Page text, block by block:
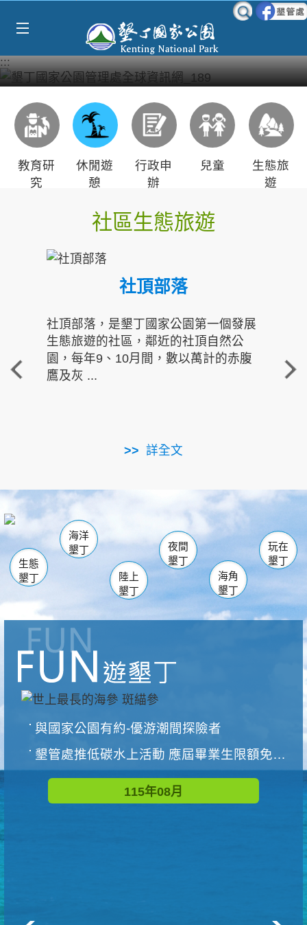
:::
教育研
究
休閒遊
憩
行政申
辦
兒童
生態旅
遊
社區生態旅遊
社頂部落
社頂部落，是墾丁國家公園第一個發展
生態旅遊的社區，鄰近的社頂自然公
園，每年9、10月間，數以萬計的赤腹
鷹及灰 ...
詳全文
重
走進
南仁湖
海生館
恆春 佳樂水
龍鑾潭自然中心 森林遊樂區
瓊麻館
關山 墾管處遊客中心
社頂公園 風吹沙
船帆石
白砂 龍磐公園
香蕉灣
砂島
鵝鑾鼻
生態
墾丁
海洋
墾丁
陸上
墾丁
夜間
墾丁
海角
墾丁
玩在
墾丁
與國家公園有約-優游潮間探險者
墾管處推低碳水上活動 應屆畢業生限額免費參加
115年08月